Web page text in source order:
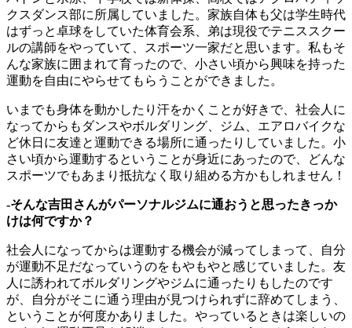
クスダンス部に所属していました。家族自体も父は学生時代
はずっと卓球をしていた体育会系、弟は現役でテニススクー
ルの講師をやっていて、スポーツ一家だと思います。私もそ
んな家族に囲まれて育ったので、小さい頃から興味を持った
運動を自由にやらせてもらうことができました。
いまでも身体を動かしたり汗をかくことが好きで、社会人に
なってからもダンスやボルダリング、ジム、エアロバイクな
ど休日に友達と運動できる場所に通ったりしていました。小
さい頃から運動するということが身近にあったので、どんな
スポーツでもあまり抵抗なく取り組める方かもしれません！
-そんな吉田さんがパーソナルジムに通おうと思ったきっか
けは何ですか？
社会人になってからは運動する機会が減ってしまって、自分
が運動不足だなっていうのをもやもやと感じていました。友
人に誘われてボルダリングやジムに通ったりもしたのです
が、自分がそこに通う理由が見つけられずに辞めてしまう、
ということが何度かありました。やっているときは楽しいの